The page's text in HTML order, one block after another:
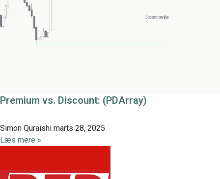
Premium vs. Discount: (PDArray)
Simon Quraishi marts 28, 2025
Læs mere »